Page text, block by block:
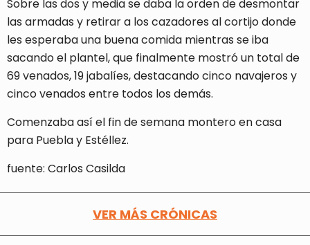
Sobre las dos y media se daba la orden de desmontar
las armadas y retirar a los cazadores al cortijo donde
les esperaba una buena comida mientras se iba
sacando el plantel, que finalmente mostró un total de
69 venados, 19 jabalíes, destacando cinco navajeros y
cinco venados entre todos los demás.
Comenzaba así el fin de semana montero en casa
para Puebla y Estéllez.
fuente: Carlos Casilda
VER MÁS CRÓNICAS